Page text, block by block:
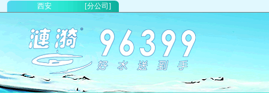
[分公司]
西安